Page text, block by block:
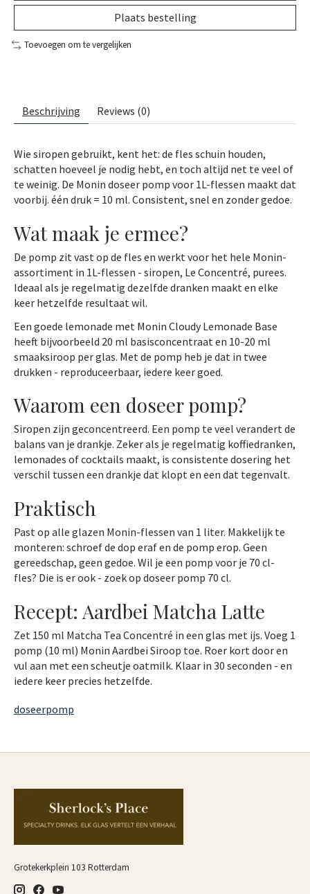
Plaats bestelling
Toevoegen om te vergelijken
Beschrijving Reviews (0)
Wie siropen gebruikt, kent het: de fles schuin houden,
schatten hoeveel je nodig hebt, en toch altijd net te veel of
te weinig. De Monin doseer pomp voor 1L-flessen maakt dat
voorbij. één druk = 10 ml. Consistent, snel en zonder gedoe.
Wat maak je ermee?
De pomp zit vast op de fles en werkt voor het hele Monin-
assortiment in 1L-flessen - siropen, Le Concentré, purees.
Ideaal als je regelmatig dezelfde dranken maakt en elke
keer hetzelfde resultaat wil.
Een goede lemonade met Monin Cloudy Lemonade Base
heeft bijvoorbeeld 20 ml basisconcentraat en 10-20 ml
smaaksiroop per glas. Met de pomp heb je dat in twee
drukken - reproduceerbaar, iedere keer goed.
Waarom een doseer pomp?
Siropen zijn geconcentreerd. Een pomp te veel verandert de
balans van je drankje. Zeker als je regelmatig koffiedranken,
lemonades of cocktails maakt, is consistente dosering het
verschil tussen een drankje dat klopt en een dat tegenvalt.
Praktisch
Past op alle glazen Monin-flessen van 1 liter. Makkelijk te
monteren: schroef de dop eraf en de pomp erop. Geen
gereedschap, geen gedoe. Wil je een pomp voor je 70 cl-
fles? Die is er ook - zoek op doseer pomp 70 cl.
Recept: Aardbei Matcha Latte
Zet 150 ml Matcha Tea Concentré in een glas met ijs. Voeg 1
pomp (10 ml) Monin Aardbei Siroop toe. Roer kort door en
vul aan met een scheutje oatmilk. Klaar in 30 seconden - en
iedere keer precies hetzelfde.
doseerpomp
Grotekerkplein 103 Rotterdam